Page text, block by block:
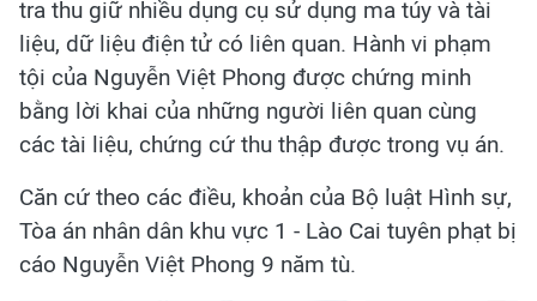
tra thu giữ nhiều dụng cụ sử dụng ma túy và tài
liệu, dữ liệu điện tử có liên quan. Hành vi phạm
tội của Nguyễn Việt Phong được chứng minh
bằng lời khai của những người liên quan cùng
các tài liệu, chứng cứ thu thập được trong vụ án.
Căn cứ theo các điều, khoản của Bộ luật Hình sự,
Tòa án nhân dân khu vực 1 - Lào Cai tuyên phạt bị
cáo Nguyễn Việt Phong 9 năm tù.